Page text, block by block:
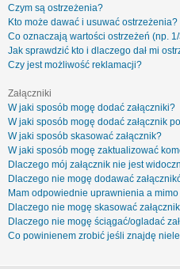
Czym są ostrzeżenia?
Kto może dawać i usuwać ostrzeżenia?
Co oznaczają wartości ostrzeżeń (np.
Jak sprawdzić kto i dlaczego dał mi
Czy jest możliwość reklamacji?
Załączniki
W jaki sposób mogę dodać załączniki?
W jaki sposób mogę dodać załącznik
W jaki sposób skasować załącznik?
W jaki sposób mogę zaktualizować
Dlaczego mój załącznik nie jest
Dlaczego nie mogę dodawać
Mam odpowiednie uprawnienia a
Dlaczego nie mogę skasować
Dlaczego nie mogę ściągać/ogladać
Co powinienem zrobić jeśli znajdę